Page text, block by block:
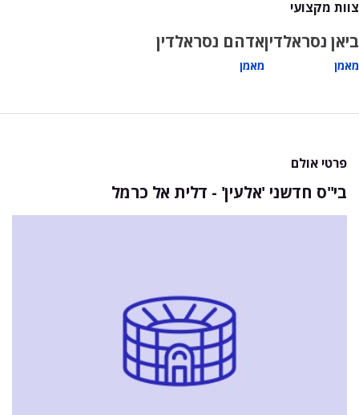
צוות מקצועי
ביאן נסראלדין
מאמן
אדהם נסראלדין
מאמן
פרטי אולם
בי"ס חדשני 'אלעין' - דלית אל כרמל